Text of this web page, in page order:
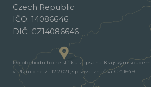
Czech Republic
IČO: 14086646
DIČ: CZ14086646
Do obchodního rejstříku zapsaná Krajským soudem
v Plzni dne 21.12.2021, spisová značka C 41649.